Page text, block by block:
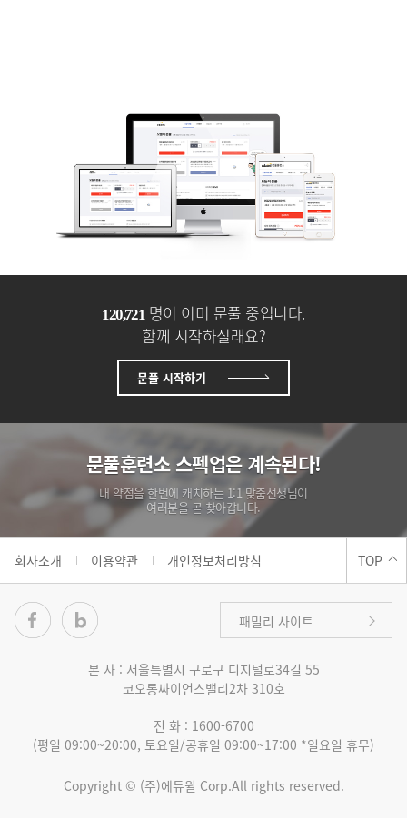
128,663 명이 이미 문풀 중입니다.
함께 시작하실래요?
문풀 시작하기
문풀훈련소 스펙업은 계속된다!
내 약점을 한번에 캐치하는 1:1 맞춤선생님이
여러분을 곧 찾아갑니다.
회사소개 이용약관 개인정보처리방침 TOP
패밀리 사이트
자격증/공무원 온라인
자격증/공무원 직영학원
에듀윌 도서몰
본 사 : 서울특별시 구로구 디지털로34길 55
코오롱싸이언스밸리2차 310호
전 화 : 1600-6700
(평일 09:00~20:00, 토요일/공휴일 09:00~17:00 *일요일 휴무)
Copyright © (주)에듀윌 Corp.All rights reserved.